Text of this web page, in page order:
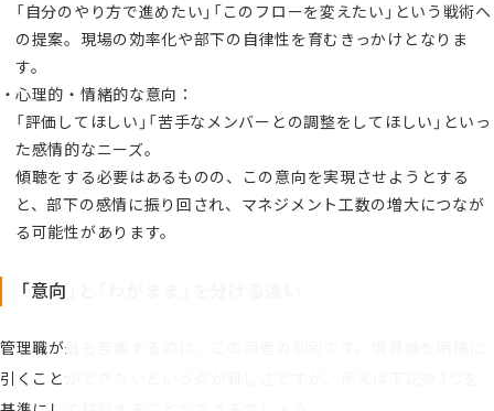
「自分のやり方で進めたい」「このフローを変えたい」という戦術へ
の提案。現場の効率化や部下の自律性を育むきっかけとなりま
す。
心理的・情緒的な意向：
「評価してほしい」「苦手なメンバーとの調整をしてほしい」といっ
た感情的なニーズ。
傾聴をする必要はあるものの、この意向を実現させようとする
と、部下の感情に振り回され、マネジメント工数の増大につなが
る可能性があります。
「意向」と「わがまま」を分ける違い
管理職が最も苦慮するのは、この両者の判別です。境界線を明確に
引くことができないという点が難しさですが、例えば下記の3つを